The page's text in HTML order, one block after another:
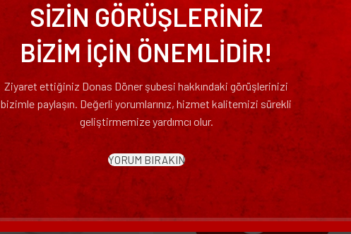
SİZİN GÖRÜŞLERİNİZ
BİZİM İÇİN ÖNEMLİDİR!
Ziyaret ettiğiniz Donas Döner şubesi hakkındaki görüşlerinizi
bizimle paylaşın. Değerli yorumlarınız, hizmet kalitemizi sürekli
geliştirmemize yardımcı olur.
YORUM BIRAKIN
Donas Döner lezzetlerini keşfedin!